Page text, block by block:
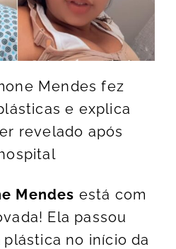
Mendes fez
e explica
revelado após
Mendes está com
Ela passou
no início da